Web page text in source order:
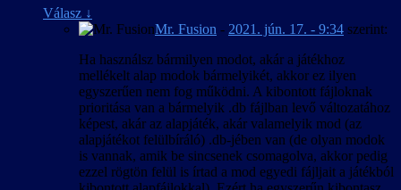
Válasz ↓
Mr. Fusion - 2021. jún. 17. - 9:34 szerint:
Ha használsz bármilyen modot, akár a játékhoz
mellékelt alap modok bármelyikét, akkor ez ilyen
egyszerűen nem fog működni. A kibontott fájloknak
prioritása van a bármelyik .db fájlban levő változatához
képest, akár az alapjáték, akár valamelyik mod (az
alapjátékot felülbíráló) .db-jében van (de olyan modok
is vannak, amik be sincsenek csomagolva, akkor pedig
ezzel rögtön felül is írtad a mod egyedi fájljait a játékból